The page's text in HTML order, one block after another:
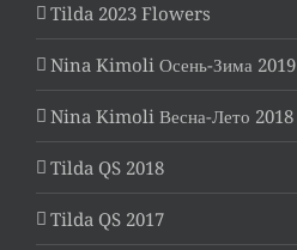
Tilda 2023 Flowers
Nina Kimoli Осень-Зима 2019
Nina Kimoli Весна-Лето 2018
Tilda QS 2018
Tilda QS 2017